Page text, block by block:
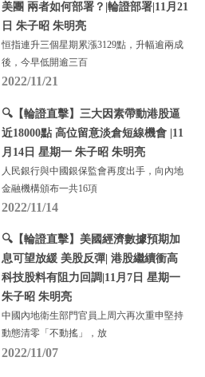
美團 兩者如何部署？|輪證部署|11月21
日 朱子昭 朱明亮
恒指連升三個星期累漲3129點，升幅逾兩成
後，今早低開逾三百
2022/11/21
🔍【輪證直擊】三大因素帶動港股逼
近18000點 高位留意淡倉短線機會 |11
月14日 星期一 朱子昭 朱明亮
人民銀行與中國銀保監會再度出手，向內地
金融機構頒布一共16項
2022/11/14
🔍【輪證直擊】美國經濟數據預期加
息可望放緩 美股反彈| 港股繼續衝高
科技股料有阻力回調|11月7日 星期一
朱子昭 朱明亮
中國內地衛生部門官員上周六再次重申堅持
動態清零「不動搖」，放
2022/11/07